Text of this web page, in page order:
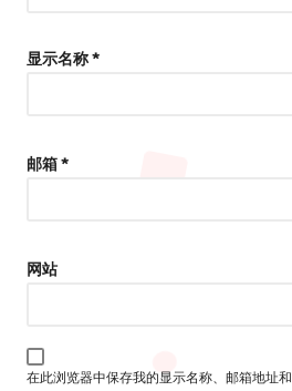
显示名称*
邮箱*
网站
在此浏览器中保存我的显示名称、邮箱地址